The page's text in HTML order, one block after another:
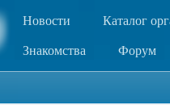
Новости Каталог
Знакомства Форум